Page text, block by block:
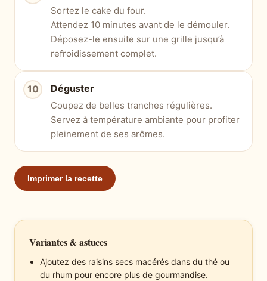
Sortez le cake du four.
Attendez 10 minutes avant de le démouler.
Déposez-le ensuite sur une grille jusqu’à
refroidissement complet.
Déguster
Coupez de belles tranches régulières.
Servez à température ambiante pour profiter
pleinement de ses arômes.
Imprimer la recette
Variantes & astuces
Ajoutez des raisins secs macérés dans du thé ou
du rhum pour encore plus de gourmandise.